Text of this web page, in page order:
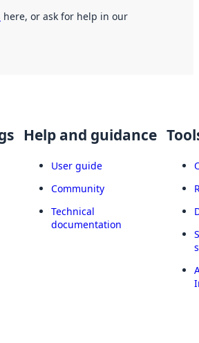
here, or ask for help in our
Help and guidance
User guide
Community
Technical
documentation